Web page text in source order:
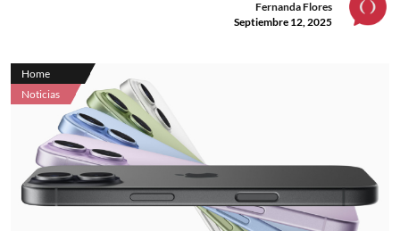
Fernanda Flores
Septiembre 12, 2025
Home
Noticias